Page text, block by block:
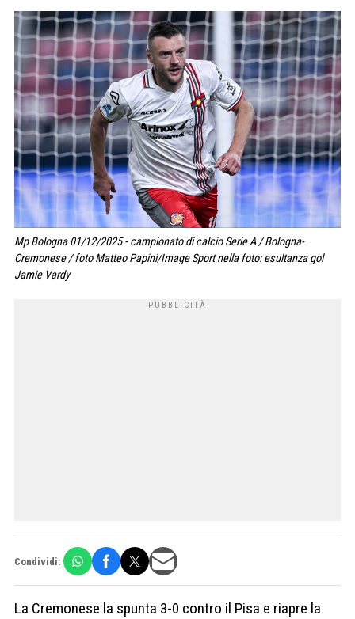
Mp Bologna 01/12/2025 - campionato di calcio Serie A / Bologna-
Cremonese / foto Matteo Papini/Image Sport nella foto: esultanza gol
Jamie Vardy
Condividi:
La Cremonese la spunta 3-0 contro il Pisa e riapre la